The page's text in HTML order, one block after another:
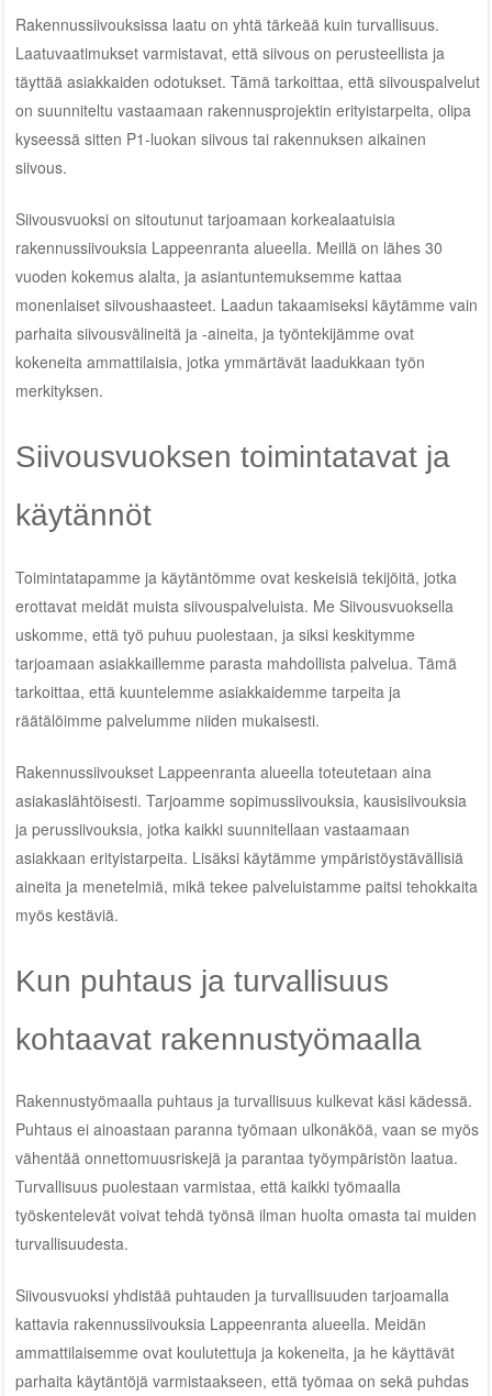
Rakennussiivouksissa laatu on yhtä tärkeää kuin turvallisuus.
Laatuvaatimukset varmistavat, että siivous on perusteellista ja
täyttää asiakkaiden odotukset. Tämä tarkoittaa, että siivouspalvelut
on suunniteltu vastaamaan rakennusprojektin erityistarpeita, olipa
kyseessä sitten P1-luokan siivous tai rakennuksen aikainen
siivous.
Siivousvuoksi on sitoutunut tarjoamaan korkealaatuisia
rakennussiivouksia Lappeenranta alueella. Meillä on lähes 30
vuoden kokemus alalta, ja asiantuntemuksemme kattaa
monenlaiset siivoushaasteet. Laadun takaamiseksi käytämme vain
parhaita siivousvälineitä ja -aineita, ja työntekijämme ovat
kokeneita ammattilaisia, jotka ymmärtävät laadukkaan työn
merkityksen.
Siivousvuoksen toimintatavat ja
käytännöt
Toimintatapamme ja käytäntömme ovat keskeisiä tekijöitä, jotka
erottavat meidät muista siivouspalveluista. Me Siivousvuoksella
uskomme, että työ puhuu puolestaan, ja siksi keskitymme
tarjoamaan asiakkaillemme parasta mahdollista palvelua. Tämä
tarkoittaa, että kuuntelemme asiakkaidemme tarpeita ja
räätälöimme palvelumme niiden mukaisesti.
Rakennussiivoukset Lappeenranta alueella toteutetaan aina
asiakaslähtöisesti. Tarjoamme sopimussiivouksia, kausisiivouksia
ja perussiivouksia, jotka kaikki suunnitellaan vastaamaan
asiakkaan erityistarpeita. Lisäksi käytämme ympäristöystävällisiä
aineita ja menetelmiä, mikä tekee palveluistamme paitsi tehokkaita
myös kestäviä.
Kun puhtaus ja turvallisuus
kohtaavat rakennustyömaalla
Rakennustyömaalla puhtaus ja turvallisuus kulkevat käsi kädessä.
Puhtaus ei ainoastaan paranna työmaan ulkonäköä, vaan se myös
vähentää onnettomuusriskejä ja parantaa työympäristön laatua.
Turvallisuus puolestaan varmistaa, että kaikki työmaalla
työskentelevät voivat tehdä työnsä ilman huolta omasta tai muiden
turvallisuudesta.
Siivousvuoksi yhdistää puhtauden ja turvallisuuden tarjoamalla
kattavia rakennussiivouksia Lappeenranta alueella. Meidän
ammattilaisemme ovat koulutettuja ja kokeneita, ja he käyttävät
parhaita käytäntöjä varmistaakseen, että työmaa on sekä puhdas